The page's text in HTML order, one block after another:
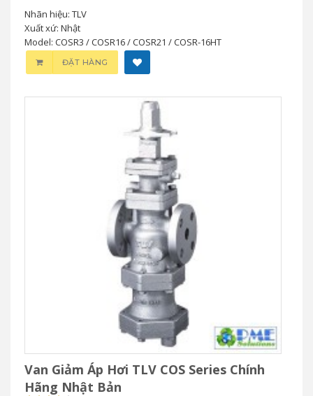
Nhãn hiệu: TLV
Xuất xứ: Nhật
Model: COSR3 / COSR16 / COSR21 / COSR-16HT
ĐẶT HÀNG
Van Giảm Áp Hơi TLV COS Series Chính
Hãng Nhật Bản